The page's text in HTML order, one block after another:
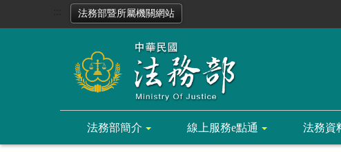
法務部暨所屬機關網站
法務部簡介 線上服務e點通 法務資